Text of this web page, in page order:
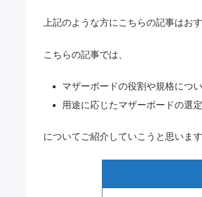
上記のような方にこちらの記事はお
こちらの記事では、
マザーボードの役割や規格につ
用途に応じたマザーボードの選
についてご紹介していこうと思います